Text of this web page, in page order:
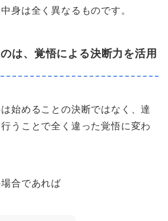
身は全く異なるものです。
は、覚悟による決断力を活用
始めることの決断ではなく、達
うことで全く違った覚悟に変わ
合であれば